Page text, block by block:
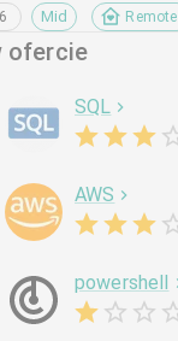
Mid Remote
ofercie
SQL
AWS
powershell